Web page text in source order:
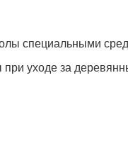
специальными
уходе за